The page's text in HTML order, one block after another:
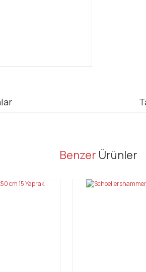
yetersiz gördüğünüz noktaları öneri
Benzer Ürünler